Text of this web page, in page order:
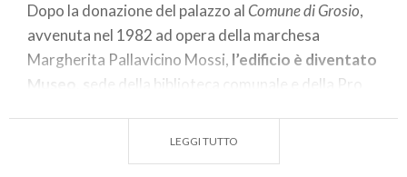
Dopo la donazione del palazzo al Comune di Grosio,
avvenuta nel 1982 ad opera della marchesa
Margherita Pallavicino Mossi, l’edificio è diventato
Museo, s
ede della biblioteca comunale e della Pro
LEGGI TUTTO